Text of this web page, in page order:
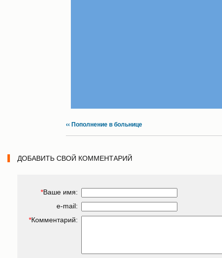
‹‹ Пополнение в больнице
ДОБАВИТЬ СВОЙ КОММЕНТАРИЙ
*Ваше имя:
e-mail:
*Комментарий: